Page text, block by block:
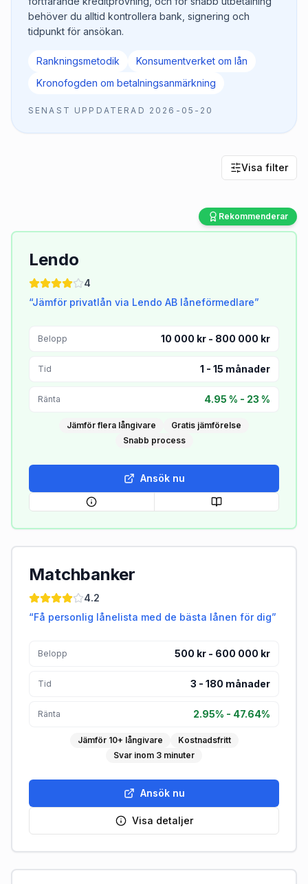
behöver du alltid kontrollera bank, signering och
tidpunkt för ansökan.
Rankningsmetodik
Konsumentverket om lån
Kronofogden om betalningsanmärkning
SENAST UPPDATERAD 2026-05-20
Visa filter
Rekommenderar
Lendo
4
“Jämför privatlån via Lendo AB låneförmedlare”
Belopp 10 000 kr - 800 000 kr
Tid 1 - 15 månader
Ränta 4.95 % - 23 %
Jämför flera långivare
Gratis jämförelse
Snabb process
Ansök nu
Matchbanker
4.2
“Få personlig lånelista med de bästa lånen för dig”
Belopp 500 kr - 600 000 kr
Tid 3 - 180 månader
Ränta 2.95% - 47.64%
Jämför 10+ långivare
Kostnadsfritt
Svar inom 3 minuter
Ansök nu
Visa detaljer